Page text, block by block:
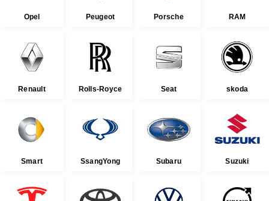
Opel Peugeot Porsche RAM
Renault Rolls-Royce Seat skoda
Smart SsangYong Subaru Suzuki